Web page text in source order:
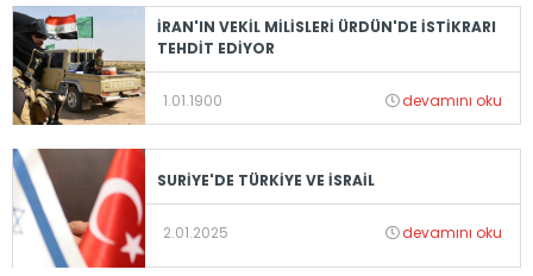
İRAN'IN VEKİL MİLİSLERİ ÜRDÜN'DE İSTİKRARI
TEHDİT EDİYOR
1.01.1900 devamını oku
SURİYE'DE TÜRKİYE VE İSRAİL
2.01.2025 devamını oku